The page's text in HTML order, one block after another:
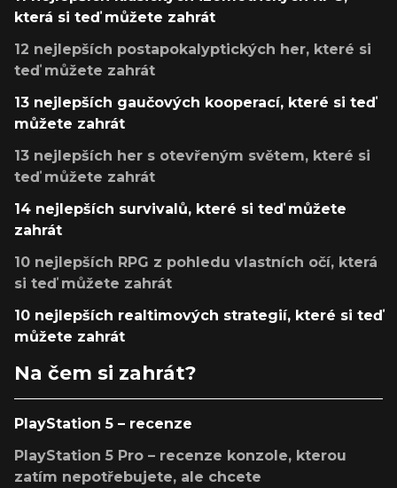
která si teď můžete zahrát
12 nejlepších postapokalyptických her, které si
teď můžete zahrát
13 nejlepších gaučových kooperací, které si teď
můžete zahrát
13 nejlepších her s otevřeným světem, které si
teď můžete zahrát
14 nejlepších survivalů, které si teď můžete
zahrát
10 nejlepších RPG z pohledu vlastních očí, která
si teď můžete zahrát
10 nejlepších realtimových strategií, které si teď
můžete zahrát
Na čem si zahrát?
PlayStation 5 – recenze
PlayStation 5 Pro – recenze konzole, kterou
zatím nepotřebujete, ale chcete